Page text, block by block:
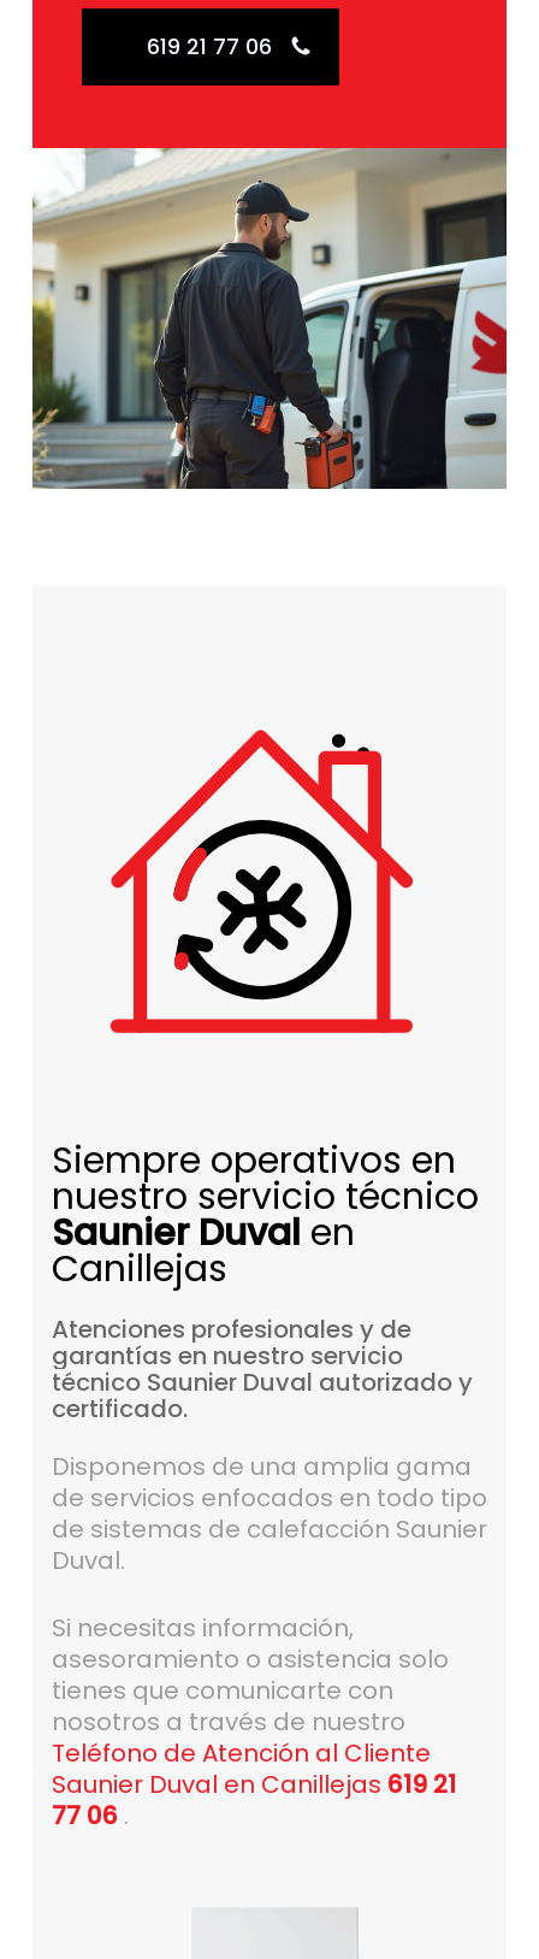
619 21 77 06
Siempre operativos en
nuestro servicio técnico
Saunier Duval en
Canillejas
Atenciones profesionales y de
garantías en nuestro servicio
técnico Saunier Duval autorizadoy
certificado.
Disponemos de una amplia gama
de servicios enfocados en todo tipo
de sistemas de calefacción Saunier
Duval.
Si necesitas información,
asesoramiento o asistencia solo
tienes que comunicarte con
nosotros a través de nuestro
Teléfono de Atención al Cliente
Saunier Duval en Canillejas 619 21
77 06 .